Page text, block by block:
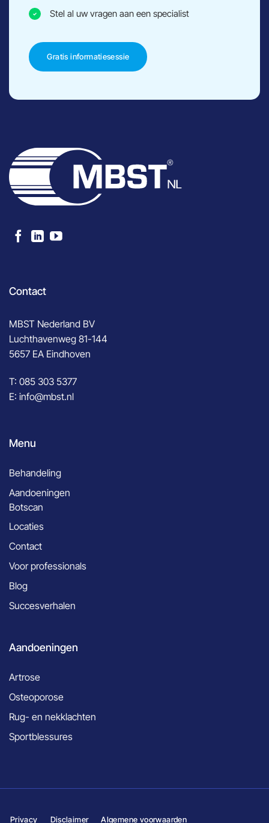
Stel al uw vragen aan een specialist
Gratis informatiesessie
Contact
MBST Nederland BV
Luchthavenweg 81-144
5657 EA Eindhoven
T: 085 303 5377
E: info@mbst.nl
Menu
Behandeling
Aandoeningen
Botscan
Locaties
Contact
Voor professionals
Blog
Succesverhalen
Aandoeningen
Artrose
Osteoporose
Rug- en nekklachten
Sportblessures
Privacy Disclaimer Algemene voorwaarden